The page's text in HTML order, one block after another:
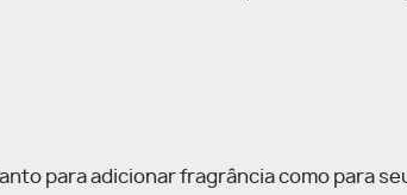
para adicionar fragrância como para